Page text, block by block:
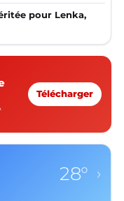
pour Lenka,
Télécharger
28° ›